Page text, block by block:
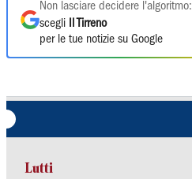
Non lasciare decidere l'algoritmo:
scegli
Il Tirreno
per le tue notizie su Google
Lutti